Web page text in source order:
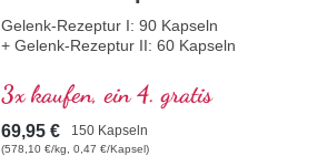
Gelenk-Rezeptur I: 90 Kapseln
+ Gelenk-Rezeptur II: 60 Kapseln
3x kaufen, ein 4. gratis
69,95 € 150 Kapseln
(578,10 €/kg, 0,47 €/Kapsel)